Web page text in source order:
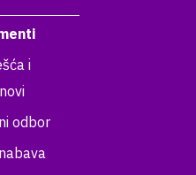
i
odbor